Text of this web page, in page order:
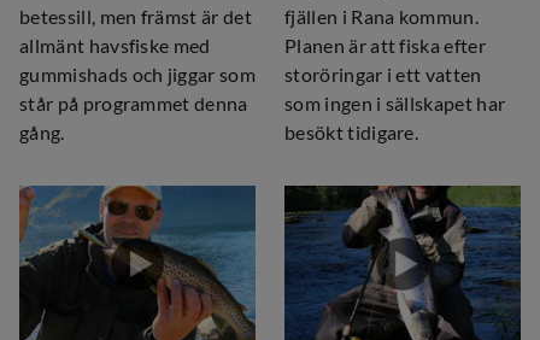
betessill, men främst är det
allmänt havsfiske med
gummishads och jiggar som
står på programmet denna
gång.
fjällen i Rana kommun.
Planen är att fiska efter
storöringar i ett vatten
som ingen i sällskapet har
besökt tidigare.